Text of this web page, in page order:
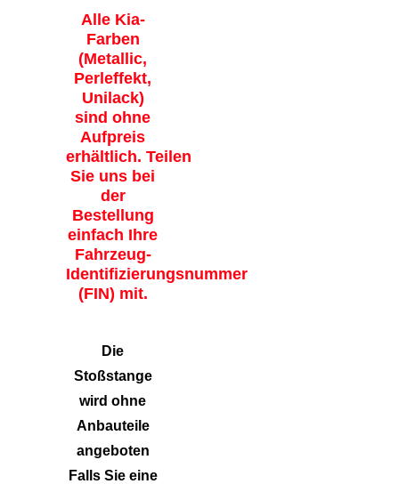
Alle Kia-
Farben
(Metallic,
Perleffekt,
Unilack)
sind ohne
Aufpreis
erhältlich. Teilen
Sie uns bei
der
Bestellung
einfach Ihre
Fahrzeug-
Identifizierungsnummer
(FIN) mit.
Die
Stoßstange
wird ohne
Anbauteile
angeboten
Falls Sie eine